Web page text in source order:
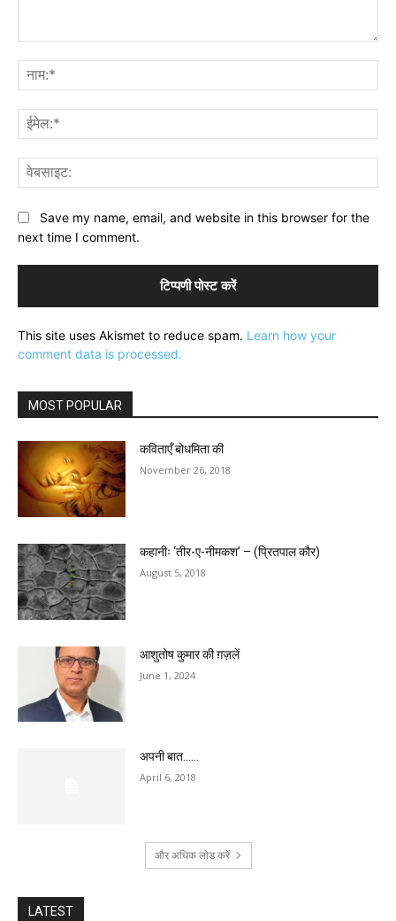
Save my name, email, and website in this browser for the
next time I comment.
This site uses Akismet to reduce spam. Learn how your
comment data is processed.
MOST POPULAR
कविताएँ बोधमिता की
November 26, 2018
कहानीः ‘तीर-ए-नीमकश’ – (प्रितपाल कौर)
August 5, 2018
आशुतोष कुमार की ग़ज़लें
June 1, 2024
अपनी बात……
April 6, 2018
और अधिक लोड करें
LATEST